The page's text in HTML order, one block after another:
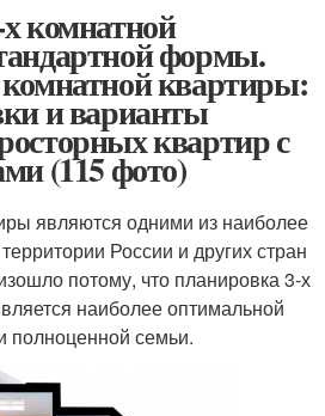
комнатной
формы.
квартиры:
и варианты
квартир с
(115 фото)
являются одними из наиболее
России и других стран
потому, что планировка 3-х
наиболее оптимальной
полноценной семьи.